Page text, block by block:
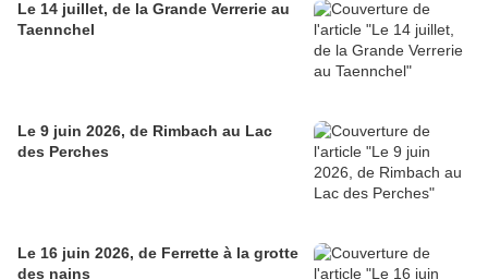
Le 14 juillet, de la Grande Verrerie au
Taennchel
Le 9 juin 2026, de Rimbach au Lac
des Perches
Le 16 juin 2026, de Ferrette à la grotte
des nains